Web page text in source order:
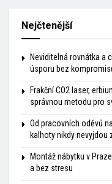
Nejčtenější
Neviditelná rovnátka a
úsporu bez
Frakční CO2 laser,
správnou metodu pro
Od pracovních oděvů
kalhoty nikdy nevyjdou
Montáž nábytku v
a bez stresu